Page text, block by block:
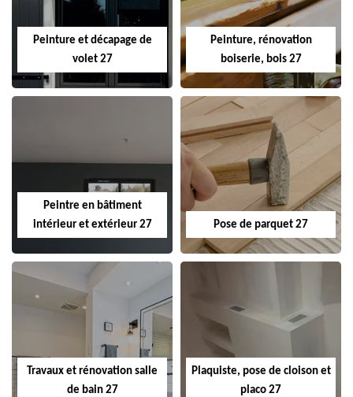
Peinture et décapage de
volet 27
Peinture, rénovation
boiserie, bois 27
Peintre en bâtiment
intérieur et extérieur 27
Pose de parquet 27
Travaux et rénovation salle
de bain 27
Plaquiste, pose de cloison et
placo 27